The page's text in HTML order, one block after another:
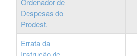
Ordenador de
Despesas do
Prodest.
Errata da
Instrução de